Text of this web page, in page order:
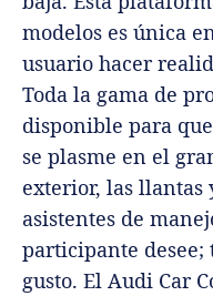
modelos es única
usuario hacer
Toda la gama de
disponible para
se plasme en el
exterior, las llantas
asistentes de
participante desee;
gusto. El Audi Car